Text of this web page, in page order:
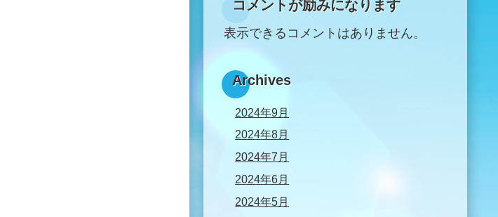
コメントが励みになります
表示できるコメントはありません。
Archives
2024年9月
2024年8月
2024年7月
2024年6月
2024年5月